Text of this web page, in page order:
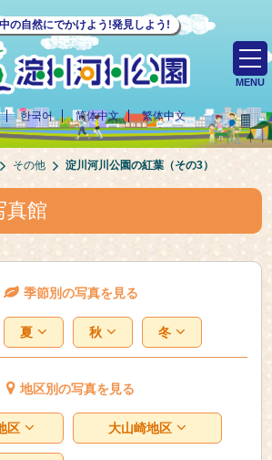
の自然にでかけよう!発見しよう!
한국어 简体中文 繁体中文
MENU
その他 淀川河川公園の紅葉（その3）
真館
季節別の写真を見る
夏 秋 冬
地区別の写真を見る
区 大山崎地区